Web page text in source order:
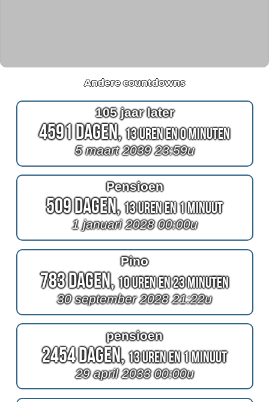
Andere countdowns
105 jaar later
4591 Dagen,13 Uren en 0 Minuten
5 maart 2039 23:59u
Pensioen
509 Dagen,13 Uren en 1 Minuut
1 januari 2028 00:00u
Pino
783 Dagen,10 Uren en 23 Minuten
30 september 2028 21:22u
pensioen
2454 Dagen,13 Uren en 1 Minuut
29 april 2033 00:00u